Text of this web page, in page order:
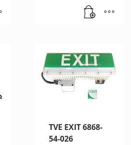
TVE EXIT 6868-
54-026